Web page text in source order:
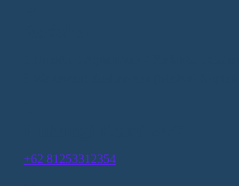
+62 81253312354